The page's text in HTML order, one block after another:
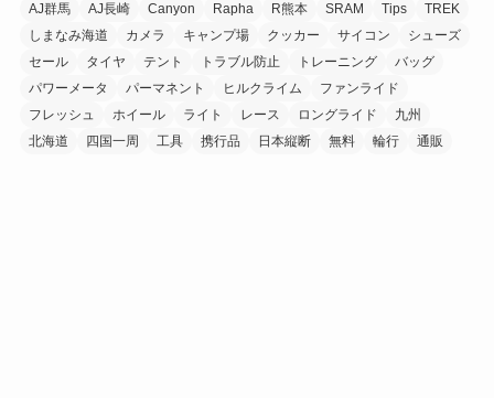
AJ群馬
AJ長崎 Canyon Rapha R熊本 SRAM Tips
TREK
しまなみ海道
カメラ キャンプ場 クッカー サイコン
シューズ
セール
タイヤ テント トラブル防止 トレーニング
バッグ
パワーメータ
パーマネント ヒルクライム
ファンライド
フレッシュ
ホイール ライト レース ロングライド
九州
北海道
四国一周 工具 携行品 日本縦断 無料 輪行 通販